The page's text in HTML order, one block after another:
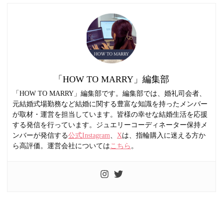
「HOW TO MARRY」編集部
「HOW TO MARRY」編集部です。編集部では、婚礼司会者、
元結婚式場勤務など結婚に関する豊富な知識を持ったメンバー
が取材・運営を担当しています。皆様の幸せな結婚生活を応援
する発信を行っています。ジュエリーコーディネーター保持メ
ンバーが発信する公式Instagram Xは、指輪購入に迷える方か
ら高評価。運営会社については こちら 。